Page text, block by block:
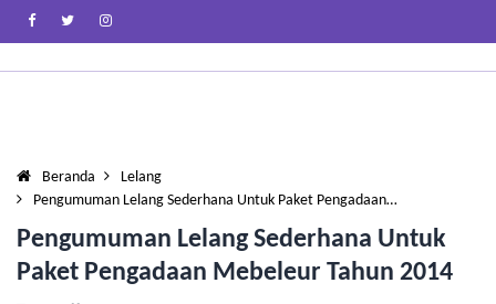
Beranda
Lelang
Pengumuman Lelang Sederhana Untuk Paket Pengadaan…
Pengumuman Lelang Sederhana Untuk
Paket Pengadaan Mebeleur Tahun 2014